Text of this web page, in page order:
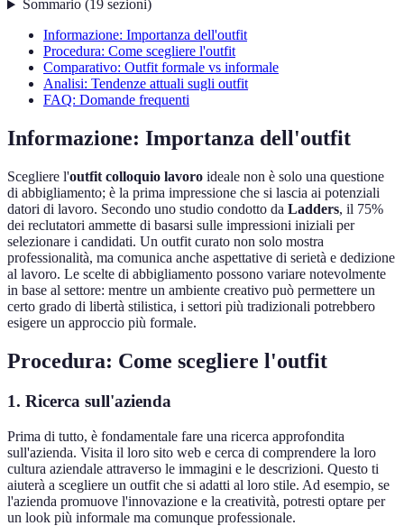
Sommario(19 sezioni)
Informazione: Importanza dell'outfit
Procedura: Come scegliere l'outfit
Comparativo: Outfit formale vs informale
Analisi: Tendenze attuali sugli outfit
FAQ: Domande frequenti
Informazione: Importanza dell'outfit
Scegliere l'outfit colloquio lavoro ideale non è solo una questione
di abbigliamento; è la prima impressione che si lascia ai potenziali
datori di lavoro. Secondo uno studio condotto da Ladders, il 75%
dei reclutatori ammette di basarsi sulle impressioni iniziali per
selezionare i candidati. Un outfit curato non solo mostra
professionalità, ma comunica anche aspettative di serietà e dedizione
al lavoro. Le scelte di abbigliamento possono variare notevolmente
in base al settore: mentre un ambiente creativo può permettere un
certo grado di libertà stilistica, i settori più tradizionali potrebbero
esigere un approccio più formale.
Procedura: Come scegliere l'outfit
1. Ricerca sull'azienda
Prima di tutto, è fondamentale fare una ricerca approfondita
sull'azienda. Visita il loro sito web e cerca di comprendere la loro
cultura aziendale attraverso le immagini e le descrizioni. Questo ti
aiuterà a scegliere un outfit che si adatti al loro stile. Ad esempio, se
l'azienda promuove l'innovazione e la creatività, potresti optare per
un look più informale ma comunque professionale.